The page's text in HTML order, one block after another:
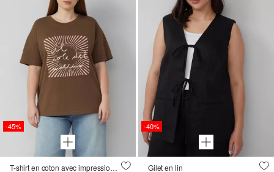
-45%
T-shirt en coton avec impression sur le devant
-40%
Gilet en lin